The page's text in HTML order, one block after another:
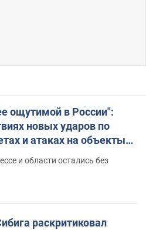
ощутимой в России":
новых ударов по
и атаках на объекты
и области остались без
раскритиковал